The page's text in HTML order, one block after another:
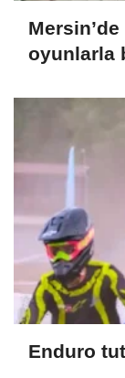
oyunlarla
Enduro